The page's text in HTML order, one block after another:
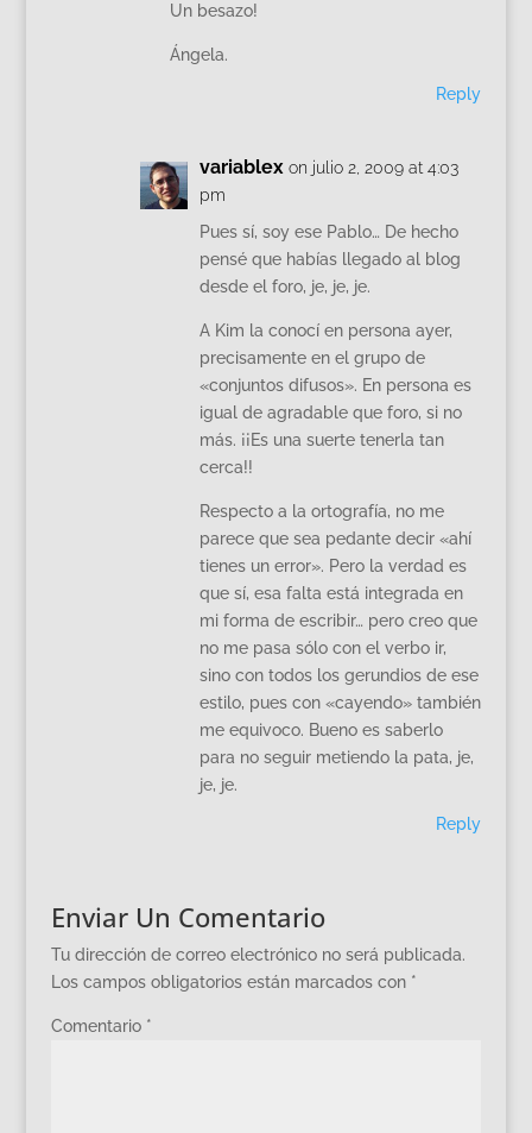
Un besazo!
Ángela.
Reply
variablex on julio 2, 2009 at 4:03
pm
Pues sí, soy ese Pablo… De hecho
pensé que habías llegado al blog
desde el foro, je, je, je.
A Kim la conocí en persona ayer,
precisamente en el grupo de
«conjuntos difusos». En persona es
igual de agradable que foro, si no
más. ¡¡Es una suerte tenerla tan
cerca!!
Respecto a la ortografía, no me
parece que sea pedante decir «ahí
tienes un error». Pero la verdad es
que sí, esa falta está integrada en
mi forma de escribir… pero creo que
no me pasa sólo con el verbo ir,
sino con todos los gerundios de ese
estilo, pues con «cayendo» también
me equivoco. Bueno es saberlo
para no seguir metiendo la pata, je,
je, je.
Reply
Enviar Un Comentario
Tu dirección de correo electrónico no será publicada.
Los campos obligatorios están marcados con *
Comentario *